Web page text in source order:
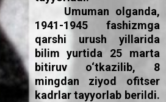
Umuman olganda,
1941-1945 fashizmga
qarshi urush yillarida
bilim yurtida 25 marta
bitiruv o‘tkazilib, 8
mingdan ziyod ofitser
kadrlar tayyorlab berildi.